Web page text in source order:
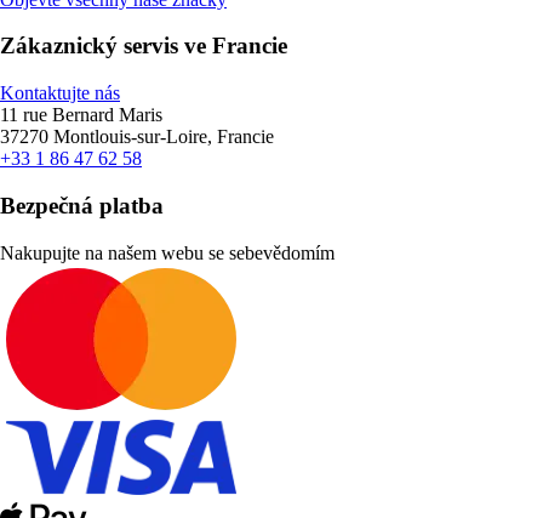
Zákaznický servis ve Francie
Kontaktujte nás
11 rue Bernard Maris
37270 Montlouis-sur-Loire, Francie
+33 1 86 47 62 58
Bezpečná platba
Nakupujte na našem webu se sebevědomím